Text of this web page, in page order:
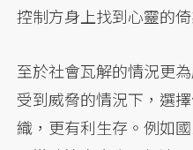
控制方身上找到心靈的倚
至於社會瓦解的情況更
受到威脅的情況下，選
織，更有利生存。例如